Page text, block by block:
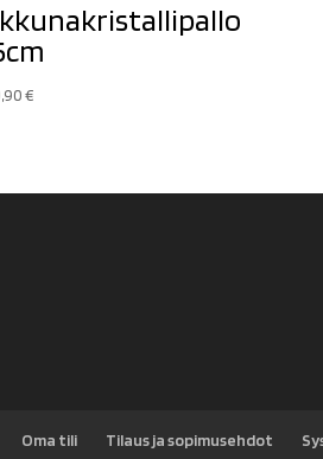
€
Oma tili Tilaus ja sopimusehdot